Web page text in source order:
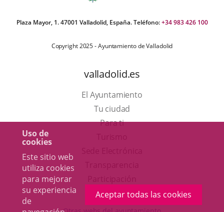
Uso de
cookies
Este sitio web
utiliza cookies
para mejorar
su experiencia
de
Aceptar todas las cookies
Plaza Mayor, 1. 47001 Valladolid, España. Teléfono:+34 983 426 100
Copyright 2025 - Ayuntamiento de Valladolid
valladolid.es
El Ayuntamiento
Tu ciudad
Para ti
en
una
aplicación
externa.